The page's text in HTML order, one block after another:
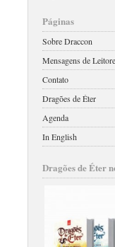
Páginas
Sobre Draccon
Mensagens de
Contato
Dragões de Éter
Agenda
In English
Dragões de Éter